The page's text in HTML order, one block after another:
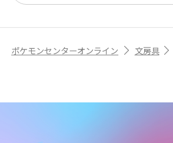
ポケモンセンターオンライン 文房具